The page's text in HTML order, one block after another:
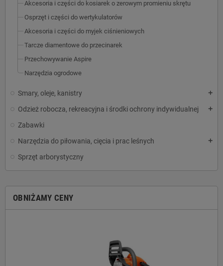
Akcesoria i części do kosiarek o zerowym promieniu skrętu
Osprzęt i części do wertykulatorów
Akcesoria i części do myjek ciśnieniowych
Tarcze diamentowe do przecinarek
Przechowywanie Aspire
Narzędzia ogrodowe
Smary, oleje, kanistry add
Odzież robocza, rekreacyjna i środki ochrony indywidualnej add
Zabawki
Narzędzia do piłowania, cięcia i prac leśnych
add
Sprzęt arborystyczny
OBNIŻAMY CENY